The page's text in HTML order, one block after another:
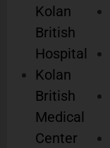
Kolan
British
Hospital
Kolan
British
Medical
Center